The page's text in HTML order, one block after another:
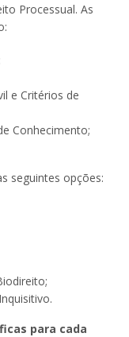
Processual. As
e Critérios de
Conhecimento;
seguintes opções:
para cada